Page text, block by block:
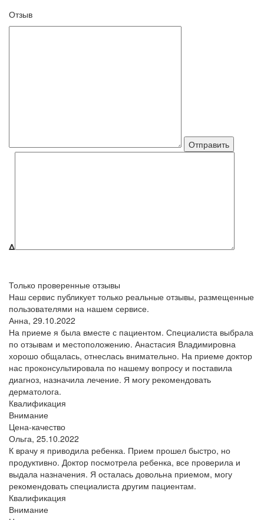
Отзыв
Δ
Только проверенные отзывы
Наш сервис публикует только реальные отзывы, размещенные
пользователями на нашем сервисе.
Анна, 29.10.2022
На приеме я была вместе с пациентом. Специалиста выбрала
по отзывам и местоположению. Анастасия Владимировна
хорошо общалась, отнеслась внимательно. На приеме доктор
нас проконсультировала по нашему вопросу и поставила
диагноз, назначила лечение. Я могу рекомендовать
дерматолога.
Квалификация
Внимание
Цена-качество
Ольга, 25.10.2022
К врачу я приводила ребенка. Прием прошел быстро, но
продуктивно. Доктор посмотрела ребенка, все проверила и
выдала назначения. Я осталась довольна приемом, могу
рекомендовать специалиста другим пациентам.
Квалификация
Внимание